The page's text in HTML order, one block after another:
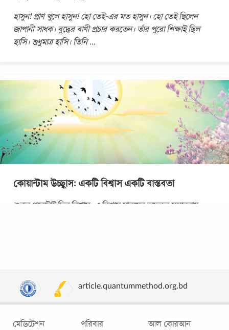
হাসুন! প্রাণ খুলে হাসুন! হো তেই-এর মত হাসুন। হো তেই ছিলেন
জাপানী সাধক। বুদ্ধের বাণী প্রচার করতেন। তাঁর পুরো শিক্ষাই ছিল
হাসি। শুধুমাত্র হাসি। তিনি...
কোয়ান্টাম উচ্ছ্বাস: একটি বিশ্বাস একটি বাস্তবতা
শুরুর পুরোটাই ছিল বিশ্বাস। এ বিশ্বাস মানুষের অফুরন্ত সম্ভাবনায়,
article.quantummethod.org.bd
মেডিটেশন
পরিবার
আল কোরআন